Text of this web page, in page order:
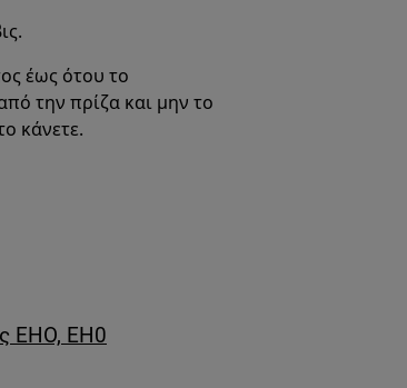
έως ότου το
την πρίζα και μην το
κάνετε.
EHO, EH0